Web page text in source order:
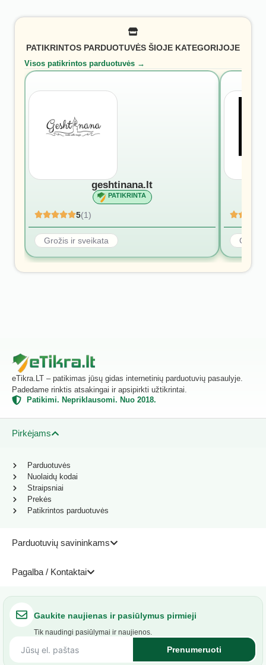
PATIKRINTOS PARDUOTUVĖS ŠIOJE KATEGORIJOJE
Visos patikrintos parduotuvės →
geshtinana.lt
PATIKRINTA
5(1)
Grožis ir sveikata Grožis
eTikra.LT – patikimas jūsų gidas internetinių parduotuvių pasaulyje.
Padedame rinktis atsakingai ir apsipirkti užtikrintai.
Patikimi. Nepriklausomi. Nuo 2018.
Pirkėjams
Parduotuvių savininkams
Pagalba / Kontaktai
Parduotuvės
Nuolaidų kodai
Straipsniai
Prekės
Patikrintos parduotuvės
Gaukite naujienas ir pasiūlymus pirmieji
Tik naudingi pasiūlymai ir naujienos.
Prenumeruoti